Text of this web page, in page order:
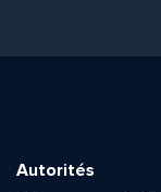
Autorités